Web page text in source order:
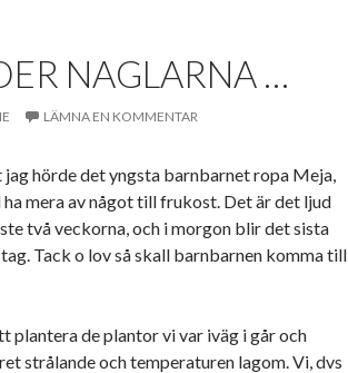
NAGLARNA …
LÄMNA EN KOMMENTAR
jag hörde det yngsta barnbarnet ropa Meja,
mera av något till frukost. Det är det ljud
två veckorna, och i morgon blir det sista
Tack o lov så skall barnbarnen komma till
plantera de plantor vi var iväg i går och
strålande och temperaturen lagom. Vi, dvs